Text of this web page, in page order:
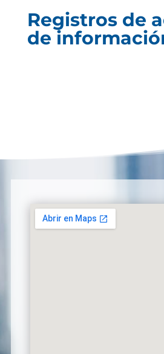
Registros de
de